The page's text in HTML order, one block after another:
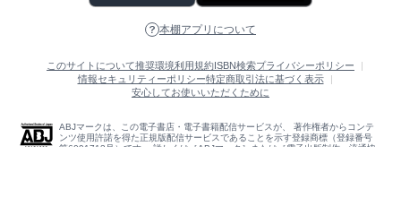
本棚アプリについて
このサイトについて推奨環境利用規約 ISBN検索プライバシーポリシー
情報セキュリティーポリシー特定商取引法に基づく表示
安心してお使いいただくために
ABJマークは、この電子書店・電子書籍配信サービスが、 著作権者からコンテ
ンツ使用許諾を得た正規版配信サービスであることを示す登録商標（登録番号
第6091713号）です。 詳しくは［ABJマーク］または［電子出版制作・流通協